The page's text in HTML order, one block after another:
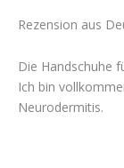
Rezension aus
Die Handschuhe
Ich bin
Neurodermitis.